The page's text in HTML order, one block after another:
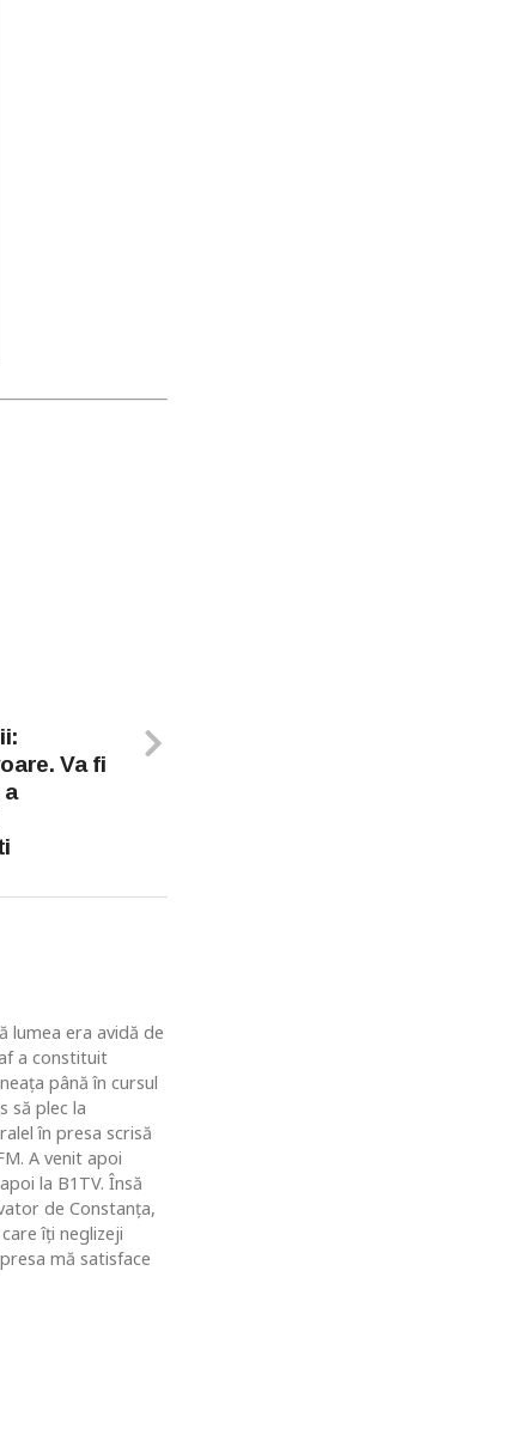
Va fi
a
lumea era avidă de
a constituit
până în cursul
să plec la
în presa scrisă
A venit apoi
la B1TV. Însă
de Constanţa,
îţi neglizeji
mă satisface